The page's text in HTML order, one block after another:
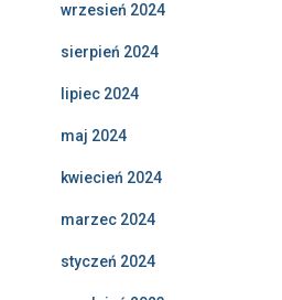
wrzesień 2024
sierpień 2024
lipiec 2024
maj 2024
kwiecień 2024
marzec 2024
styczeń 2024